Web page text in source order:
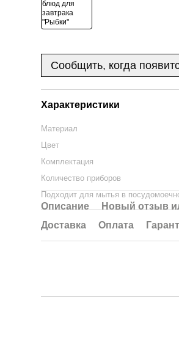
Сообщить, когда
Характеристики
Материал
Цвет
Комплектация
Количество приборов
Подходит для мытья в
Описание
Новый отзыв
Доставка
Оплата